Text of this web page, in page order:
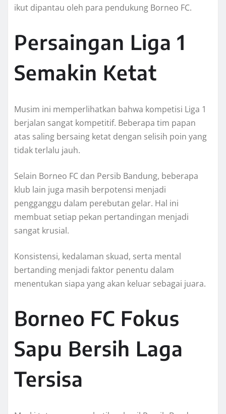
ikut dipantau oleh para pendukung Borneo FC.
Persaingan Liga 1
Semakin Ketat
Musim ini memperlihatkan bahwa kompetisi Liga 1
berjalan sangat kompetitif. Beberapa tim papan
atas saling bersaing ketat dengan selisih poin yang
tidak terlalu jauh.
Selain Borneo FC dan Persib Bandung, beberapa
klub lain juga masih berpotensi menjadi
pengganggu dalam perebutan gelar. Hal ini
membuat setiap pekan pertandingan menjadi
sangat krusial.
Konsistensi, kedalaman skuad, serta mental
bertanding menjadi faktor penentu dalam
menentukan siapa yang akan keluar sebagai juara.
Borneo FC Fokus
Sapu Bersih Laga
Tersisa